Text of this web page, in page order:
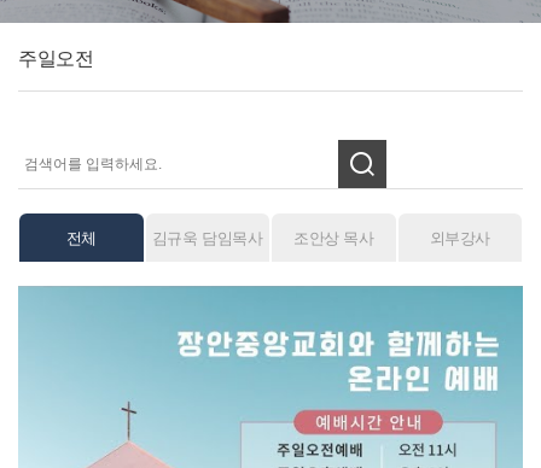
주일오전
전체 김규욱 담임목사 조안상 목사 외부강사